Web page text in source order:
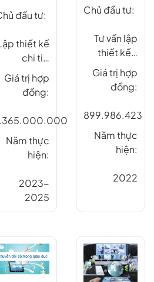
đầu tư:
thiết kế
chi ti…
Giá trị hợp
đồng:
Năm thực
hiện:
2023-
2025
Chủ đầu tư:
Tư vấn lập
thiết kế…
Giá trị hợp
đồng:
899.986.423
Năm thực
hiện:
2022